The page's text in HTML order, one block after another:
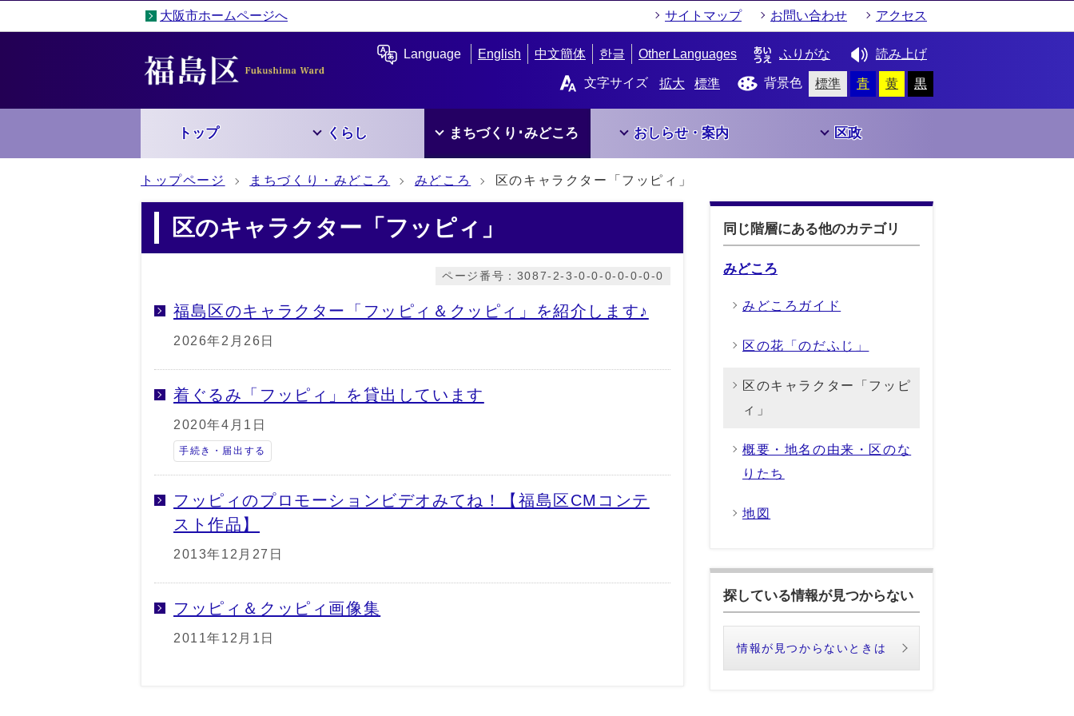
大阪市ホームページへ サイトマップ お問い合わせ アクセス
Language English 中文簡体 한글 Other Languages ふりがな 読み上げ
文字サイズ 拡大 標準 背景色 標準 青 黄 黒
トップ くらし まちづくり･みどころ おしらせ・案内 区政
トップページ まちづくり・みどころ みどころ 区のキャラクター「フッピィ」
区のキャラクター「フッピィ」
ページ番号：3087-2-3-0-0-0-0-0-0-0
福島区のキャラクター「フッピィ＆クッピィ」を紹介します♪
2026年2月26日
着ぐるみ「フッピィ」を貸出しています
2020年4月1日
手続き・届出する
フッピィのプロモーションビデオみてね！【福島区CMコンテ
スト作品】
2013年12月27日
フッピィ＆クッピィ画像集
2011年12月1日
同じ階層にある他のカテゴリ
みどころ
みどころガイド
区の花「のだふじ」
区のキャラクター「フッピ
ィ」
概要・地名の由来・区のな
りたち
地図
探している情報が見つからない
情報が見つからないときは